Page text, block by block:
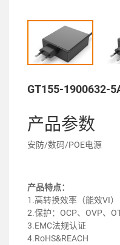
GT155-1900632-
产品参数
安防/数码/POE电源
产品特点：
1.高转换效率（能效VI）
2.保护：OCP、OVP、
3.EMC法规认证
4.RoHS&REACH